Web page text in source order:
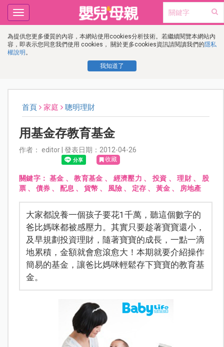
為提供您更多優質的內容，本網站使用cookies分析技術。若繼續閱覽本網站內
容，即表示您同意我們使用 cookies， 關於更多cookies資訊請閱讀我們的隱私
權說明 。
我知道了
Toggle
navigation
首頁 家庭 聰明理財
用基金存教育基金
作者： editor | 發表日期：2012-04-26
收藏
關鍵字： 基金 、教育基金 、 經濟壓力 、 投資 、理財 、 股
票、 債券、 配息 、 貨幣、 風險、 定存、 黃金、 房地產
大家都說養一個孩子要花1千萬，聽這個數字的
爸比媽咪都被感壓力。其實只要趁著寶寶還小，
及早規劃投資理財，隨著寶寶的成長，一點一滴
地累積，金額就會愈滾愈大！本期就要介紹操作
簡易的基金，讓爸比媽咪輕鬆存下寶寶的教育基
金。